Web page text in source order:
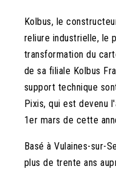
Kolbus, le
reliure industrielle, le
transformation du
de sa filiale Kolbus
support technique
Pixis, qui est devenu
1er mars de cette
Basé à Vulaines-sur-
plus de trente ans